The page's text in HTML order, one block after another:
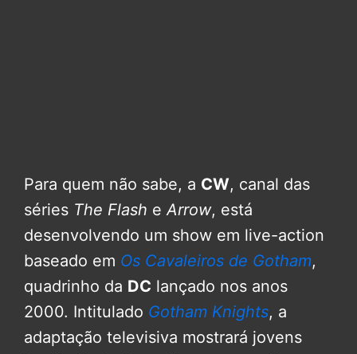
Para quem não sabe, a CW, canal das
séries The Flash eArrow, está
desenvolvendo um show em live-action
baseado em Os Cavaleiros de Gotham,
quadrinho da DC lançado nos anos
2000. Intitulado Gotham Knights, a
adaptação televisiva mostrará jovens